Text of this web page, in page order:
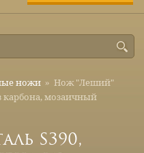
ножи » Нож "Леший"
карбона, мозаичный
S390,